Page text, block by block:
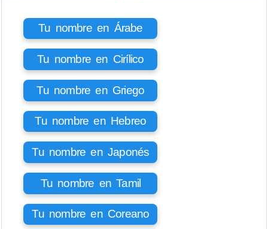
Tu nombre en Árabe
Tu nombre en Cirílico
Tu nombre en Griego
Tu nombre en Hebreo
Tu nombre en Japonés
Tu nombre en Tamil
Tu nombre en Coreano